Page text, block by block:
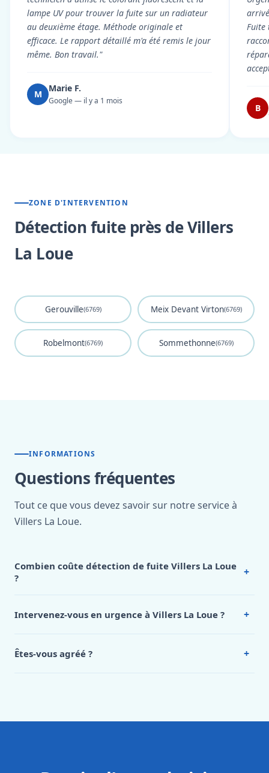
lampe UV pour trouver la fuite sur un radiateur
au deuxième étage. Méthode originale et
efficace. Le rapport détaillé m'a été remis le jour
même. Bon travail."
M
Marie F.
Google — il y a 1 mois
Fuite
B
ZONE D'INTERVENTION
Détection fuite près de Villers
La Loue
Gerouville(6769) Meix Devant Virton(6769)
Robelmont(6769) Sommethonne(6769)
INFORMATIONS
Questions fréquentes
Tout ce que vous devez savoir sur notre service à
Villers La Loue.
Combien coûte détection de fuite Villers La Loue
?
+
La Loue, appelez le 0472 53 24 26.
Intervenez-vous en urgence à Villers La Loue ? +
Êtes-vous agréé ? +